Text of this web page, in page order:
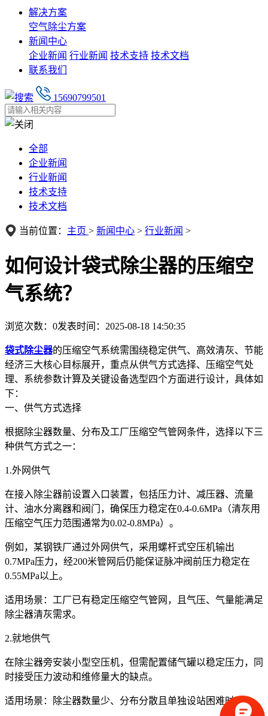
解决方案
空气除尘方案
新闻中心
企业新闻 行业新闻 技术支持 技术文档
联系我们
15690799501
全部
企业新闻
行业新闻
技术支持
技术文档
当前位置： 主页 > 新闻中心 > 行业新闻 >
如何设计袋式除尘器的压缩空
气系统？
浏览次数： 0发表时间：2025-08-18 14:50:35
袋式除尘器的压缩空气系统需围绕稳定供气、高效清灰、节能
经济三大核心目标展开，重点从供气方式选择、压缩空气处
理、系统参数计算及关键设备选型四个方面进行设计，具体如
下：
一、供气方式选择
根据除尘器数量、分布及工厂压缩空气管网条件，选择以下三
种供气方式之一：
1.外网供气
在接入除尘器前设置入口装置，包括压力计、减压器、流量
计、油水分离器和阀门，确保压力稳定在0.4-0.6MPa（清灰用
压缩空气压力范围通常为0.02-0.8MPa）。
例如，某钢铁厂通过外网供气，采用螺杆式空压机输出
0.7MPa压力，经200米管网后仍能保证脉冲阀前压力稳定在
0.55MPa以上。
适用场景：工厂已有稳定压缩空气管网，且气压、气量能满足
除尘器清灰需求。
2.就地供气
在除尘器旁安装小型空压机，但需配置储气罐以稳定压力，同
时接受压力波动和维修量大的缺点。
适用场景：除尘器数量少、分布分散且单独设站困难时。